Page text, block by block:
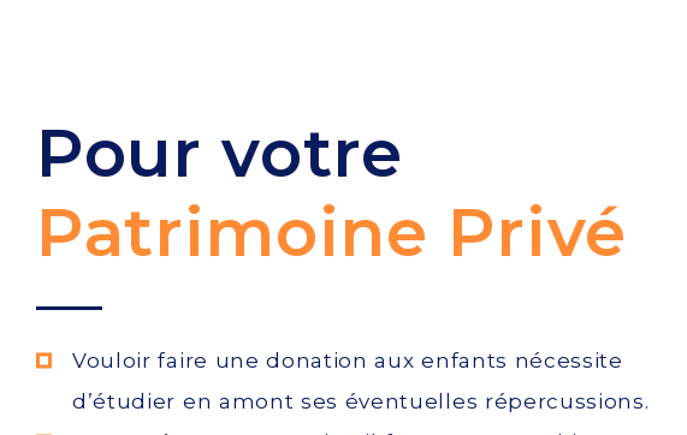
Pour votre
Patrimoine Privé
Vouloir faire une donation aux enfants nécessite
d’étudier en amont ses éventuelles répercussions.